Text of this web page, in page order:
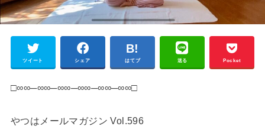
ツイート シェア はてブ 送る Pocket
□∞∞─∞∞─∞∞─∞∞─∞∞─∞∞□
やつはメールマガジン Vol.596